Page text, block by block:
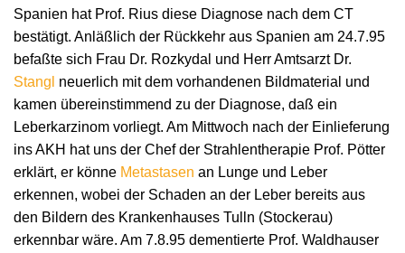
Spanien hat Prof. Rius diese Diagnose nach dem CT
bestätigt. Anläßlich der Rückkehr aus Spanien am 24.7.95
befaßte sich Frau Dr. Rozkydal und Herr Amtsarzt Dr.
Stangl neuerlich mit dem vorhandenen Bildmaterial und
kamen übereinstimmend zu der Diagnose, daß ein
Leberkarzinom vorliegt. Am Mittwoch nach der Einlieferung
ins AKH hat uns der Chef der Strahlentherapie Prof. Pötter
erklärt, er könne Metastasen an Lunge und Leber
erkennen, wobei der Schaden an der Leber bereits aus
den Bildern des Krankenhauses Tulln (Stockerau)
erkennbar wäre. Am 7.8.95 dementierte Prof. Waldhauser